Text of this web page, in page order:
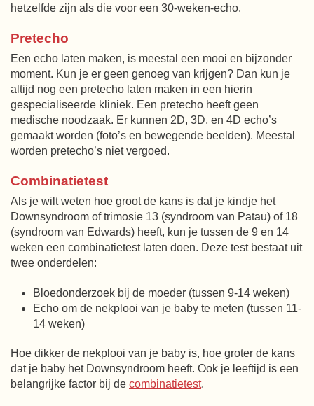
hetzelfde zijn als die voor een 30-weken-echo.
Pretecho
Een echo laten maken, is meestal een mooi en bijzonder
moment. Kun je er geen genoeg van krijgen? Dan kun je
altijd nog een pretecho laten maken in een hierin
gespecialiseerde kliniek. Een pretecho heeft geen
medische noodzaak. Er kunnen 2D, 3D, en 4D echo’s
gemaakt worden (foto’s en bewegende beelden). Meestal
worden pretecho’s niet vergoed.
Combinatietest
Als je wilt weten hoe groot de kans is dat je kindje het
Downsyndroom of trimosie 13 (syndroom van Patau) of 18
(syndroom van Edwards) heeft, kun je tussen de 9 en 14
weken een combinatietest laten doen. Deze test bestaat uit
twee onderdelen:
Bloedonderzoek bij de moeder (tussen 9-14 weken)
Echo om de nekplooi van je baby te meten (tussen 11-
14 weken)
Hoe dikker de nekplooi van je baby is, hoe groter de kans
dat je baby het Downsyndroom heeft. Ook je leeftijd is een
belangrijke factor bij de combinatietest.